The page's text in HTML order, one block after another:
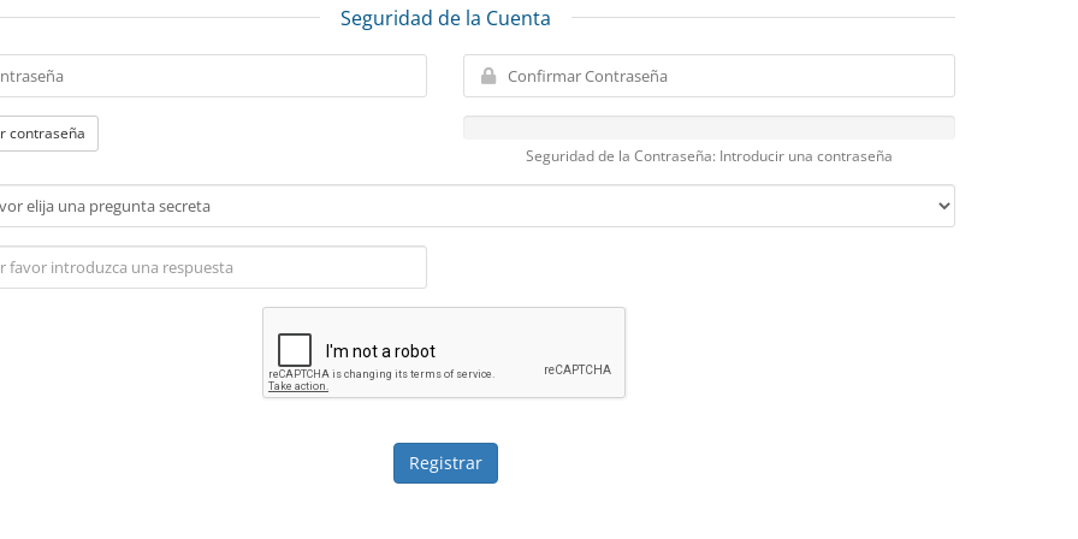
Seguridad de la Cuenta
contraseña
Seguridad de la Contraseña: Introducir una contraseña